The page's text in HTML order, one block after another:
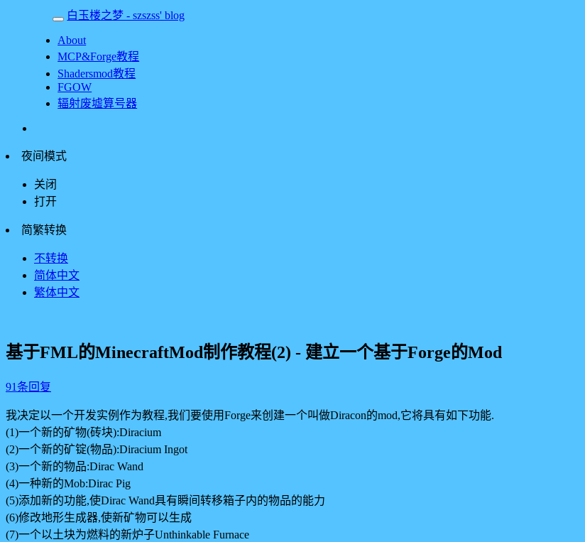
白玉楼之梦 - szszss' blog
About
MCP&Forge教程
Shadersmod教程
FGOW
辐射废墟算号器
夜间模式
关闭
打开
简繁转换
不转换
简体中文
繁体中文
基于FML的MinecraftMod制作教程(2) - 建立一个基于Forge的Mod
91条回复
我决定以一个开发实例作为教程,我们要使用Forge来创建一个叫做Diracon的mod,它将具有如下功能.
(1)一个新的矿物(砖块):Diracium
(2)一个新的矿锭(物品):Diracium Ingot
(3)一个新的物品:Dirac Wand
(4)一种新的Mob:Dirac Pig
(5)添加新的功能,使Dirac Wand具有瞬间转移箱子内的物品的能力
(6)修改地形生成器,使新矿物可以生成
(7)一个以土块为燃料的新炉子Unthinkable Furnace